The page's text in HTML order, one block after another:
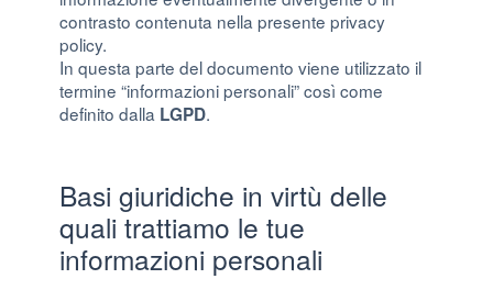
contrasto contenuta nella presente privacy
policy.
In questa parte del documento viene utilizzato il
termine “informazioni personali” così come
definito dalla LGPD.
Basi giuridiche in virtù delle
quali trattiamo le tue
informazioni personali